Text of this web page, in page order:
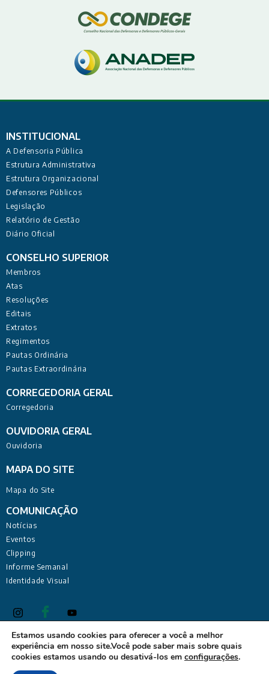
INSTITUCIONAL
A Defensoria Pública
Estrutura Administrativa
Estrutura Organizacional
Defensores Públicos
Legislação
Relatório de Gestão
Diário Oficial
CONSELHO SUPERIOR
Membros
Atas
Resoluções
Editais
Extratos
Regimentos
Pautas Ordinária
Pautas Extraordinária
CORREGEDORIA GERAL
Corregedoria
OUVIDORIA GERAL
Ouvidoria
MAPA DO SITE
Mapa do Site
COMUNICAÇÃO
Notícias
Eventos
Clipping
Informe Semanal
Identidade Visual
Defensoria Pública do Estado da Paraíba Sede Administrativa:
Rua Deputado Barreto Sobrinho, 168 - Tambiá, João Pessoa -
Estamos usando cookies para oferecer a você a melhor
experiência em nosso site.Você pode saber mais sobre quais
cookies estamos usando ou desativá-los em configurações.